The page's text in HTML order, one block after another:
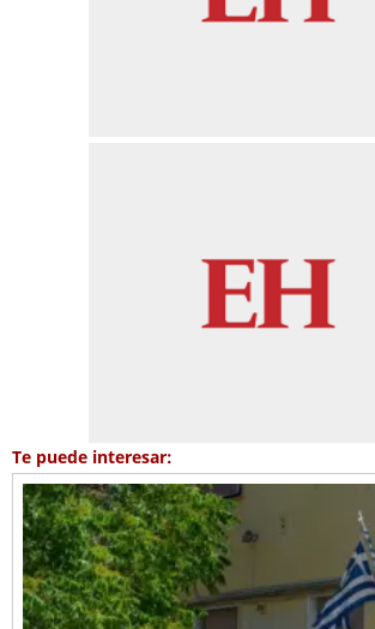
Te puede interesar: